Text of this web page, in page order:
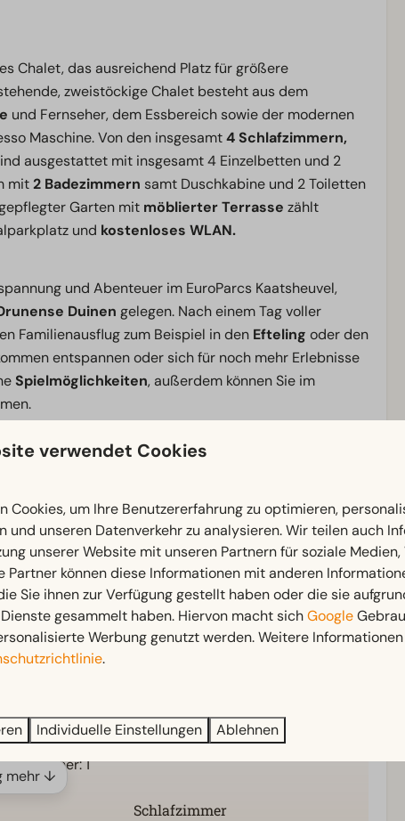
Chalet, das ausreichend Platz für größere
zweistöckige Chalet besteht aus dem
und Fernseher, dem Essbereich sowie der modernen
Maschine. Von den insgesamt4 Schlafzimmern,
ausgestattet mit insgesamt 4 Einzelbetten und 2
mit2 Badezimmern samt Duschkabine und 2 Toiletten
Garten mit möblierter Terrasse zählt
und kostenloses WLAN.
und Abenteuer im EuroParcs Kaatsheuvel,
Duinen gelegen. Nach einem Tag voller
Familienausflug zum Beispiel in den Efteling oder den
entspannen oder sich für noch mehr Erlebnisse
Spielmöglichkeiten, außerdem können Sie im
gibt es immer etwas zu erleben. Ob Sie für Quality
Beste von Brabant.
1
1
1
Außenbereich
Dachterrasse
Sonnenschirm
Gartenmöbel
Schlafzimmer
mehr ↓
verwendet Cookies
Cookies, um Ihre Benutzererfahrung zu optimieren,
und unseren Datenverkehr zu analysieren. Wir teilen auch
unserer Website mit unseren Partnern für soziale
Partner können diese Informationen mit anderen
Sie ihnen zur Verfügung gestellt haben oder die sie
gesammelt haben. Hiervon macht sichGoogle
Werbung genutzt werden. Weitere
.
Individuelle Einstellungen Ablehnen